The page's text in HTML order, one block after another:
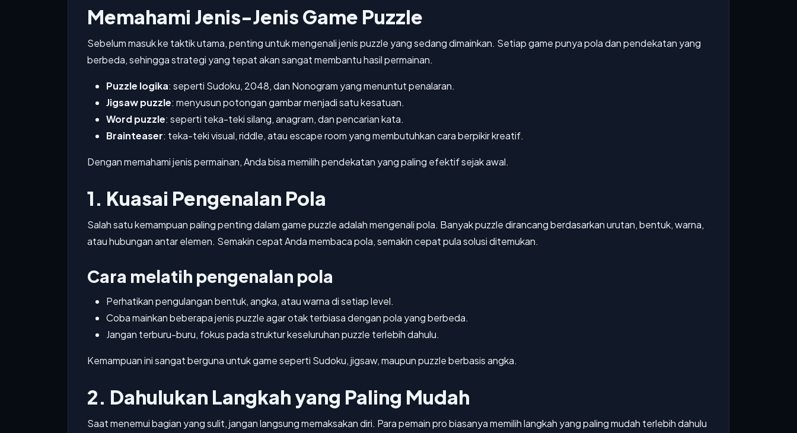
Memahami Jenis-Jenis Game Puzzle
Sebelum masuk ke taktik utama, penting untuk mengenali jenis puzzle yang sedang dimainkan. Setiap game punya pola dan pendekatan yang
berbeda, sehingga strategi yang tepat akan sangat membantu hasil permainan.
Puzzle logika: seperti Sudoku, 2048, dan Nonogram yang menuntut penalaran.
Jigsaw puzzle: menyusun potongan gambar menjadi satu kesatuan.
Word puzzle: seperti teka-teki silang, anagram, dan pencarian kata.
Brainteaser: teka-teki visual, riddle, atau escape room yang membutuhkan cara berpikir kreatif.
Dengan memahami jenis permainan, Anda bisa memilih pendekatan yang paling efektif sejak awal.
1. Kuasai Pengenalan Pola
Salah satu kemampuan paling penting dalam game puzzle adalah mengenali pola. Banyak puzzle dirancang berdasarkan urutan, bentuk, warna,
atau hubungan antar elemen. Semakin cepat Anda membaca pola, semakin cepat pula solusi ditemukan.
Cara melatih pengenalan pola
Perhatikan pengulangan bentuk, angka, atau warna di setiap level.
Coba mainkan beberapa jenis puzzle agar otak terbiasa dengan pola yang berbeda.
Jangan terburu-buru, fokus pada struktur keseluruhan puzzle terlebih dahulu.
Kemampuan ini sangat berguna untuk game seperti Sudoku, jigsaw, maupun puzzle berbasis angka.
2. Dahulukan Langkah yang Paling Mudah
Saat menemui bagian yang sulit, jangan langsung memaksakan diri. Para pemain pro biasanya memilih langkah yang paling mudah terlebih dahulu